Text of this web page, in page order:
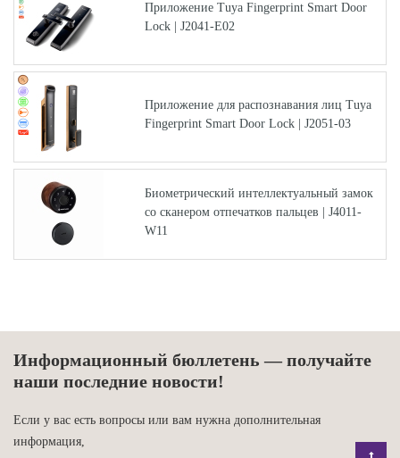
Приложение Tuya Fingerprint Smart Door
Lock | J2041-E02
Приложение для распознавания лиц Tuya
Fingerprint Smart Door Lock | J2051-03
Биометрический интеллектуальный замок
со сканером отпечатков пальцев | J4011-
W11
Информационный бюллетень — получайте
наши последние новости!
Если у вас есть вопросы или вам нужна дополнительная
информация,